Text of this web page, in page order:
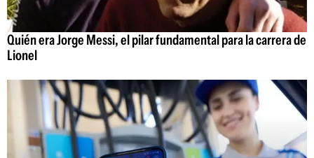
Quién era Jorge Messi, el pilar fundamental para la carrera de
Lionel